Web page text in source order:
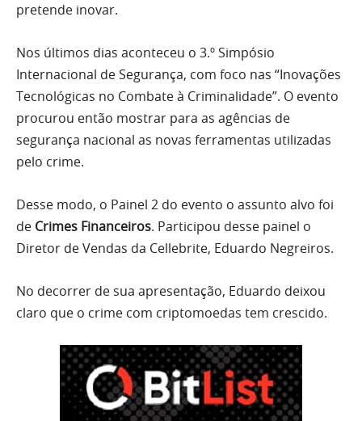
pretende inovar.
Nos últimos dias aconteceu o 3.º Simpósio
Internacional de Segurança, com foco nas “Inovações
Tecnológicas no Combate à Criminalidade”. O evento
procurou então mostrar para as agências de
segurança nacional as novas ferramentas utilizadas
pelo crime.
Desse modo, o Painel 2 do evento o assunto alvo foi
de Crimes Financeiros. Participou desse painel o
Diretor de Vendas da Cellebrite, Eduardo Negreiros.
No decorrer de sua apresentação, Eduardo deixou
claro que o crime com criptomoedas tem crescido.